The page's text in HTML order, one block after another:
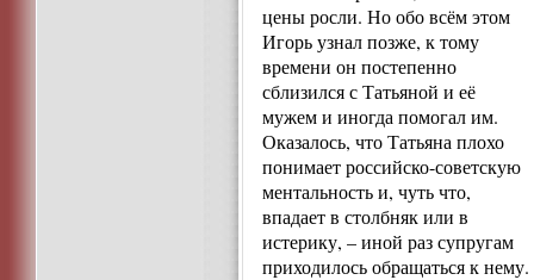
цены росли. Но обо всём этом
Игорь узнал позже, к тому
времени он постепенно
сблизился с Татьяной и её
мужем и иногда помогал им.
Оказалось, что Татьяна плохо
понимает российско-советскую
ментальность и, чуть что,
впадает в столбняк или в
истерику, – иной раз супругам
приходилось обращаться к нему.